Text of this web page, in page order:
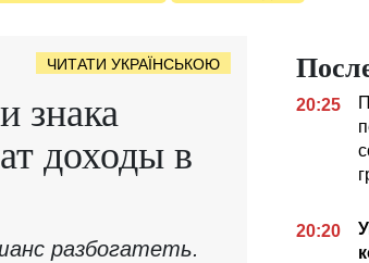
ЧИТАТИ УКРАЇНСЬКОЮ
знака
доходы в
разбогатеть.
20:25
20:20